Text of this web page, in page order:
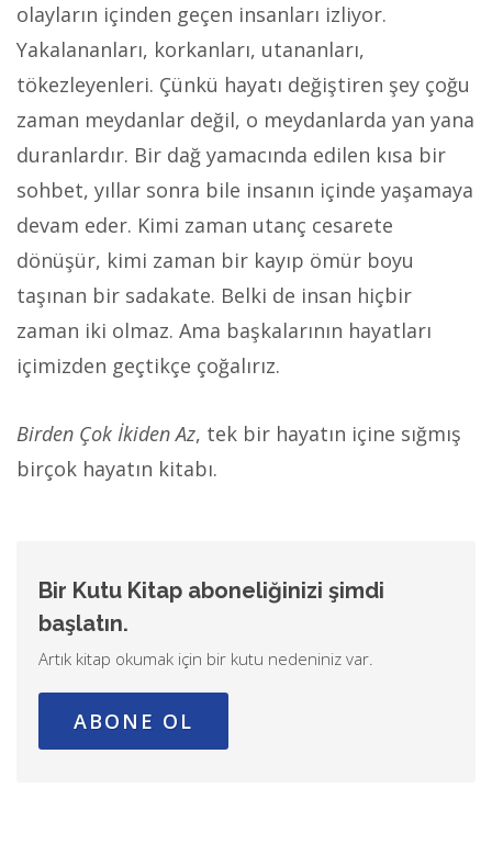
olayların içinden geçen insanları izliyor.
Yakalananları, korkanları, utananları,
tökezleyenleri. Çünkü hayatı değiştiren şey çoğu
zaman meydanlar değil, o meydanlarda yan yana
duranlardır. Bir dağ yamacında edilen kısa bir
sohbet, yıllar sonra bile insanın içinde yaşamaya
devam eder. Kimi zaman utanç cesarete
dönüşür, kimi zaman bir kayıp ömür boyu
taşınan bir sadakate. Belki de insan hiçbir
zaman iki olmaz. Ama başkalarının hayatları
içimizden geçtikçe çoğalırız.
Birden Çok İkiden Az, tek bir hayatın içine sığmış
birçok hayatın kitabı.
Bir Kutu Kitap aboneliğinizi şimdi
başlatın.
Artık kitap okumak için bir kutu nedeniniz var.
ABONE OL